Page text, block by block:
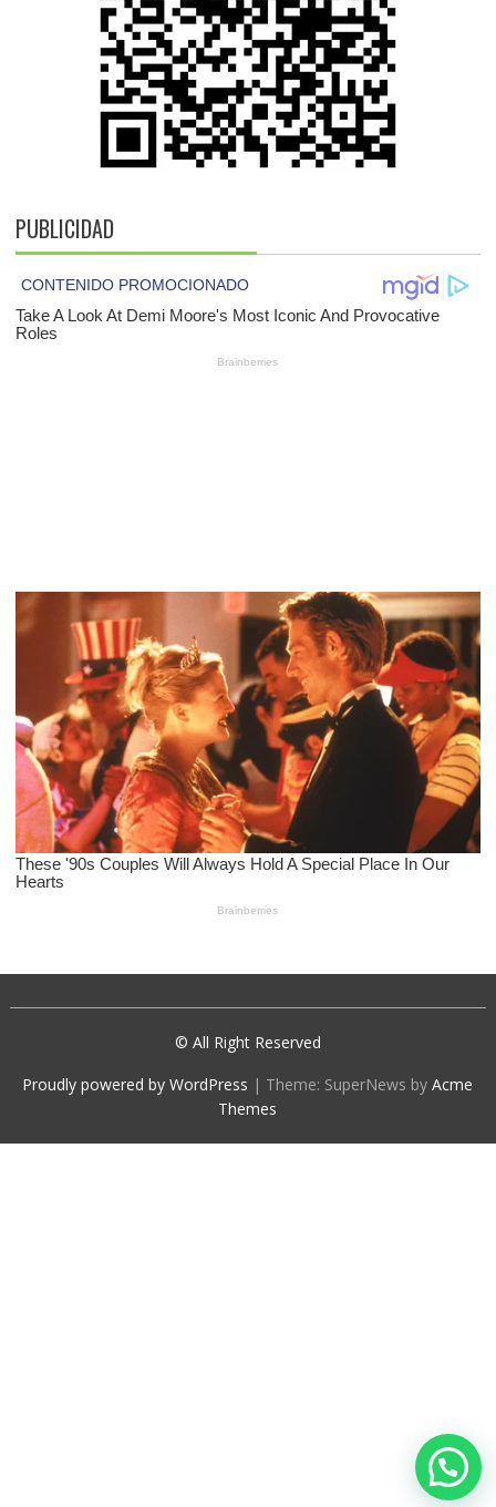
PUBLICIDAD
© All Right Reserved
Proudly powered by WordPress | Theme: SuperNews byAcme
Themes